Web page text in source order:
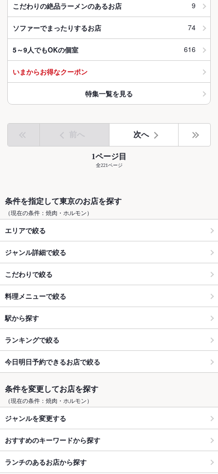
こだわりの絶品ラーメンのあるお店 9
ソファーでまったりするお店 74
5～9人でもOKの個室 616
いまからお得なクーポン
特集一覧を見る
前へ 次へ
1ページ目
全221ページ
条件を指定して東京のお店を探す
（現在の条件：焼肉・ホルモン）
エリアで絞る
ジャンル詳細で絞る
こだわりで絞る
料理メニューで絞る
駅から探す
ランキングで絞る
今日明日予約できるお店で絞る
条件を変更してお店を探す
（現在の条件：焼肉・ホルモン）
ジャンルを変更する
おすすめのキーワードから探す
ランチのあるお店から探す